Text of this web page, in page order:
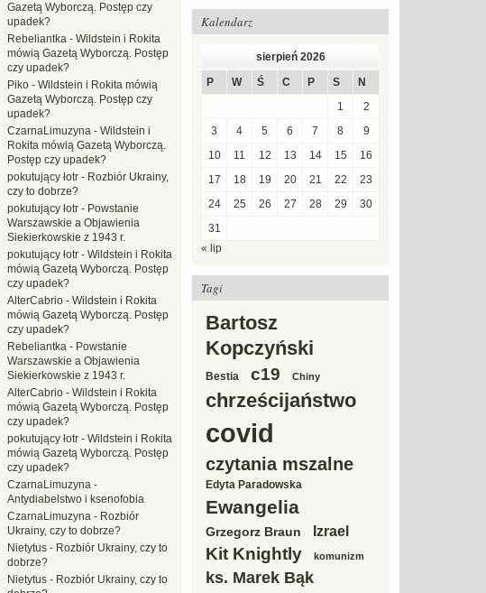
Kalendarz
sierpień 2026
P
W Ś C P S
N
1
2
3
4 5 6 7 8
9
10
11 12 13 14 15
16
17
18 19 20 21 22
23
24
25 26 27 28 29
30
31
« lip
Tagi
Bartosz
Kopczyński
Bestia c19 Chiny
chrześcijaństwo
covid
czytania mszalne
Edyta Paradowska
Ewangelia
Grzegorz Braun Izrael
Kit Knightly komunizm
ks. Marek Bąk
Gazetą Wyborczą. Postęp czy
upadek?
Rebeliantka - Wildstein i Rokita
mówią Gazetą Wyborczą. Postęp
czy upadek?
Piko - Wildstein i Rokita mówią
Gazetą Wyborczą. Postęp czy
upadek?
CzarnaLimuzyna - Wildstein i
Rokita mówią Gazetą Wyborczą.
Postęp czy upadek?
pokutujący łotr - Rozbiór Ukrainy,
czy to dobrze?
pokutujący łotr - Powstanie
Warszawskie a Objawienia
Siekierkowskie z 1943 r.
pokutujący łotr - Wildstein i Rokita
mówią Gazetą Wyborczą. Postęp
czy upadek?
AlterCabrio - Wildstein i Rokita
mówią Gazetą Wyborczą. Postęp
czy upadek?
Rebeliantka - Powstanie
Warszawskie a Objawienia
Siekierkowskie z 1943 r.
AlterCabrio - Wildstein i Rokita
mówią Gazetą Wyborczą. Postęp
czy upadek?
pokutujący łotr - Wildstein i Rokita
mówią Gazetą Wyborczą. Postęp
czy upadek?
CzarnaLimuzyna -
Antydiabelstwo i ksenofobia
CzarnaLimuzyna - Rozbiór
Ukrainy, czy to dobrze?
Nietytus - Rozbiór Ukrainy, czy to
dobrze?
Nietytus - Rozbiór Ukrainy, czy to